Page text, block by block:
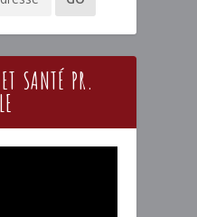
SANTÉ PR.